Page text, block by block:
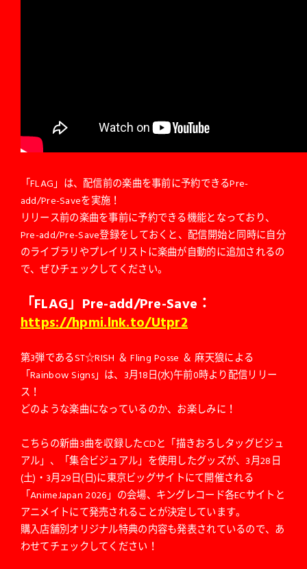
「FLAG」は、配信前の楽曲を事前に予約できるPre-
add/Pre-Saveを実施！
リリース前の楽曲を事前に予約できる機能となっており、
Pre-add/Pre-Save登録をしておくと、配信開始と同時に自分
のライブラリやプレイリストに楽曲が自動的に追加されるの
で、ぜひチェックしてください。
「FLAG」Pre-add/Pre-Save：
https://hpmi.lnk.to/Utpr2
第3弾であるST☆RISH ＆ Fling Posse ＆ 麻天狼による
「Rainbow Signs」は、3月18日(水)午前0時より配信リリー
ス！
どのような楽曲になっているのか、お楽しみに！
こちらの新曲3曲を収録したCDと「描きおろしタッグビジュ
アル」、「集合ビジュアル」を使用したグッズが、3月28日
(土)・3月29日(日)に東京ビッグサイトにて開催される
「AnimeJapan 2026」の会場、キングレコード各ECサイトと
アニメイトにて発売されることが決定しています。
購入店舗別オリジナル特典の内容も発表されているので、あ
わせてチェックしてください！